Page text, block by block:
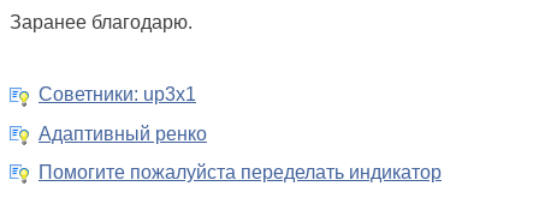
Заранее благодарю.
Советники: up3x1
Адаптивный ренко
Помогите пожалуйста переделать индикатор